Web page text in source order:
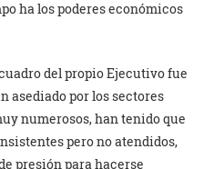
ha los poderes económicos
del propio Ejecutivo fue
asediado por los sectores
numerosos, han tenido que
pero no atendidos,
presión para hacerse